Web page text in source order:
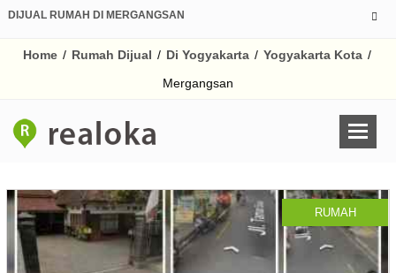
DIJUAL RUMAH DI MERGANGSAN
Home / Rumah Dijual / Di Yogyakarta / Yogyakarta Kota /
Mergangsan
RUMAH